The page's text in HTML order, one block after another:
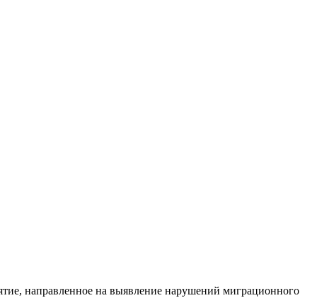
направленное на выявление нарушений миграционного